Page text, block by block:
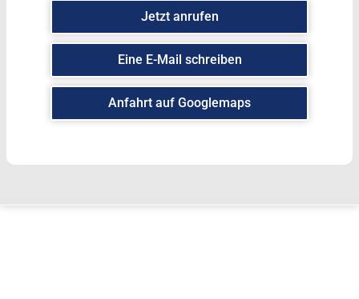
Jetzt anrufen
Eine E-Mail schreiben
Anfahrt auf Googlemaps